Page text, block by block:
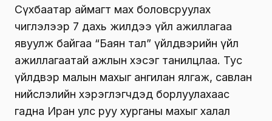
Сүхбаатар аймагт мах боловсруулах
чиглэлээр 7 дахь жилдээ үйл ажиллагаа
явуулж байгаа “Баян тал” үйлдвэрийн үйл
ажиллагаатай ажлын хэсэг танилцлаа. Тус
үйлдвэр малын махыг ангилан ялгаж, савлан
нийслэлийн хэрэглэгчдэд борлуулахаас
гадна Иран улс руу хурганы махыг халал